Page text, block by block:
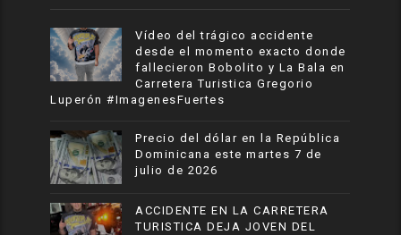
Vídeo del trágico accidente
desde el momento exacto donde
fallecieron Bobolito y La Bala en
Carretera Turistica Gregorio
Luperón #ImagenesFuertes
Precio del dólar en la República
Dominicana este martes 7 de
julio de 2026
ACCIDENTE EN LA CARRETERA
TURISTICA DEJA JOVEN DEL